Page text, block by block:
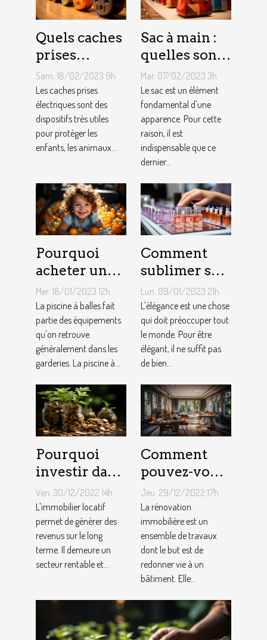
Quels caches
prises
électriques
choisir ?
Sam. 18/02/2023 9h
Les caches prises
électriques sont des
dispositifs très utiles
pour protéger les
enfants, les animaux...
Sac à main :
quelles sont
les astuces
pour faire un
choix
approprié ?
Mar. 07/02/2023 3h
Le sac est un élément
fondamental d'une
apparence. Pour cette
raison, il est
indispensable que ce
dernier...
Pourquoi
acheter une
piscine à
balles à son
bébé ?
Mer. 18/01/2023 12h
La piscine à balles fait
partie des équipements
qu'on retrouve
généralement dans les
garderies. La piscine à...
Comment
sublimer ses
ongles ?
Lun. 09/01/2023 21h
L'élégance est une chose
qui doit préoccuper tout
le monde. Pour être
élégant, il ne suffit pas
de bien...
Pourquoi
investir dans
l'immobilier
?
Ven. 30/12/2022 14h
L'immobilier locatif
permet de générer des
revenus sur le long
terme. Il demeure un
secteur rentable et...
Comment
pouvez-vous
faire une
rénovation
immobilière
?
Jeu. 29/12/2022 17h
La rénovation
immobilière est un
ensemble de travaux
dont le but est de
redonner vie à un
bâtiment. Elle...